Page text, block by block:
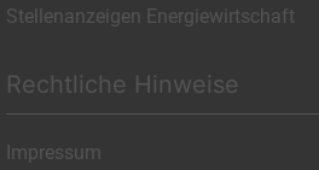
Stellenanzeigen Energiewirtschaft
Rechtliche Hinweise
Impressum